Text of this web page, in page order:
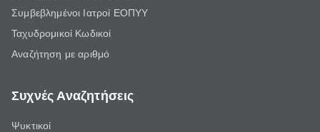
Συμβεβλημένοι Ιατροί ΕΟΠΥΥ
Ταχυδρομικοί Κωδικοί
Αναζήτηση με αριθμό
Συχνές Αναζητήσεις
Ψυκτικοί